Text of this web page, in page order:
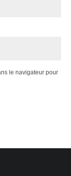
le navigateur pour